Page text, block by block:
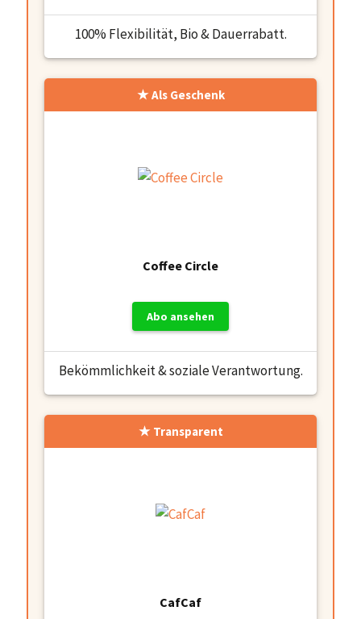
100% Flexibilität, Bio & Dauerrabatt.
Als Geschenk
Coffee Circle
Abo ansehen
Bekömmlichkeit & soziale Verantwortung.
Transparent
CafCaf